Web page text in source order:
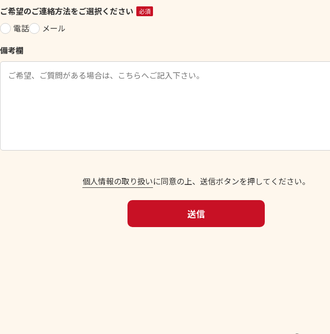
ー
ル
ド
空
の
だ
ご希望のご連絡方法をご選択ください 必須
電話
メール
備考欄
個人情報の取り扱いに同意の上、送信ボタンを押してください。